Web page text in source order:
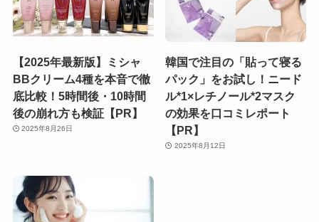
【2025年最新版】ミシャ
BBクリーム4種を本音で徹
底比較！5時間後・10時間
後の崩れ方も検証【PR】
2025年8月26日
韓国で注目の「貼って寝る
パック」をお試し！ニード
ル*1×レチノール*2マスク
の効果を口コミレポート
【PR】
2025年8月12日